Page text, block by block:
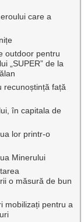
care a
outdoor pentru
„SUPER” de la
recunoștință față
în capitala de
lor printr-o
Minerului
o măsură de bun
mobilizați pentru a